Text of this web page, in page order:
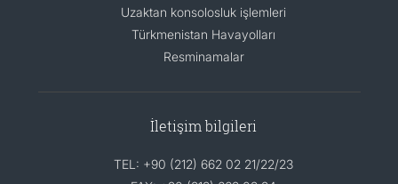
Uzaktan konsolosluk işlemleri
Türkmenistan Havayolları
Resminamalar
İletişim bilgileri
TEL: +90 (212) 662 02 21/22/23